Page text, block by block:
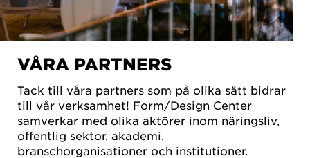
VÅRA PARTNERS
Tack till våra partners som på olika sätt bidrar
till vår verksamhet! Form/Design Center
samverkar med olika aktörer inom näringsliv,
offentlig sektor, akademi,
branschorganisationer och institutioner.